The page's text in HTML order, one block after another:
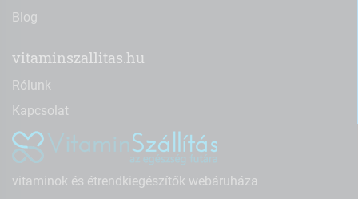
Blog
vitaminszallitas.hu
Rólunk
Kapcsolat
vitaminok és étrendkiegészítők webáruháza